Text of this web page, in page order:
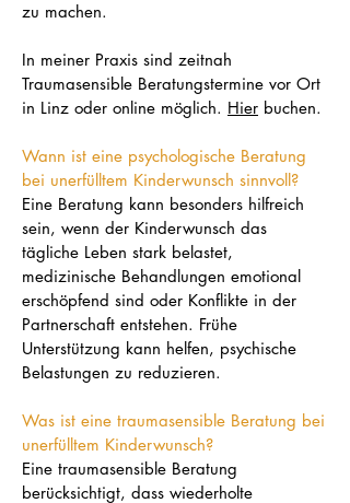
zu machen.
In meiner Praxis sind zeitnah
Traumasensible Beratungstermine vor Ort
in Linz oder online möglich. Hier buchen.
Wann ist eine psychologische Beratung
bei unerfülltem Kinderwunsch sinnvoll?
Eine Beratung kann besonders hilfreich
sein, wenn der Kinderwunsch das
tägliche Leben stark belastet,
medizinische Behandlungen emotional
erschöpfend sind oder Konflikte in der
Partnerschaft entstehen. Frühe
Unterstützung kann helfen, psychische
Belastungen zu reduzieren.
Was ist eine traumasensible Beratung bei
unerfülltem Kinderwunsch?
Eine traumasensible Beratung
berücksichtigt, dass wiederholte